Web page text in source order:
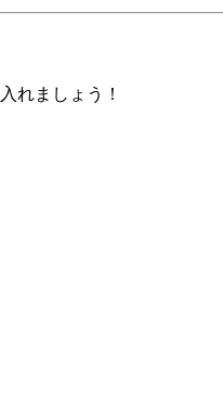
れましょう！